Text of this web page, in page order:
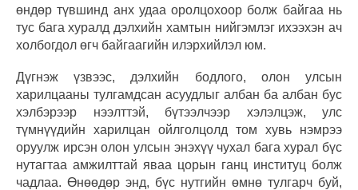
өндөр түвшинд анх удаа оролцохоор болж байгаа нь
тус бага хуралд дэлхийн хамтын нийгэмлэг ихээхэн ач
холбогдол өгч байгаагийн илэрхийлэл юм.
Дүгнэж үзвээс, дэлхийн бодлого, олон улсын
харилцааны тулгамдсан асуудлыг албан ба албан бус
хэлбэрээр нээлттэй, бүтээлчээр хэлэлцэж, улс
түмнүүдийн харилцан ойлголцолд том хувь нэмрээ
оруулж ирсэн олон улсын энэхүү чухал бага хурал бүс
нутагтаа амжилттай яваа цорын ганц институц болж
чадлаа. Өнөөдөр энд, бүс нутгийн өмнө тулгарч буй,